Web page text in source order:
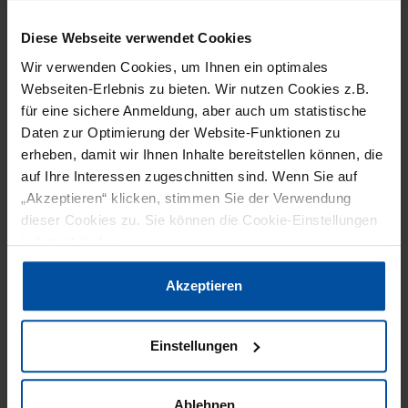
Diese Webseite verwendet Cookies
Wir verwenden Cookies, um Ihnen ein optimales
Webseiten-Erlebnis zu bieten. Wir nutzen Cookies z.B.
für eine sichere Anmeldung, aber auch um statistische
Daten zur Optimierung der Website-Funktionen zu
erheben, damit wir Ihnen Inhalte bereitstellen können, die
auf Ihre Interessen zugeschnitten sind. Wenn Sie auf
„Akzeptieren“ klicken, stimmen Sie der Verwendung
dieser Cookies zu. Sie können die Cookie-Einstellungen
jederzeit ändern.
Datenschutzerklärung|Impressum
Akzeptieren
Einstellungen
werden. Damit ist die HSU 650 ein weiterer
Baustein der "Paperization"-Strategie von Illig im
Bereich Non-Food und trägt zur Umstellung auf
Papier und Pulpe bei.
Illig treibt Innovationen erfolgreich voran
„Umweltschonende Anwendungen stehen im
Fokus bei Packmittelherstellern. Die HSU 650
dreht das technologische Rad in der Produktion
nachhaltiger und recyclebarer
Verpackungslösungen ein ganzes Stück weiter.
Die HSU 650 vereint unser langjähriges
Expertenwissen mit dem stetigen Gedanken von
Innovation und Weiterentwicklung. Wir setzen
mit unserer Innovation Maßstäbe in Bezug auf